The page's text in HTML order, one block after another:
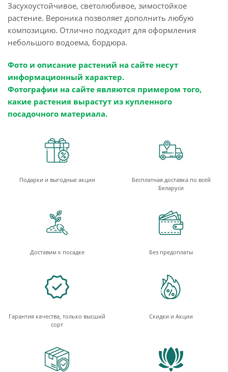
Засухоустойчивое, светолюбивое, зимостойкое
растение. Вероника позволяет дополнить любую
композицию. Отлично подходит для оформления
небольшого водоема, бордюра.
Фото и описание растений на сайте несут
информационный характер.
Фотографии на сайте являются примером того,
какие растения вырастут из купленного
посадочного материала.
Подарки и выгодные акции
Бесплатная доставка по всей
Беларуси
Доставим к посадке Без предоплаты
Гарантия качества, только высший
сорт
Скидки и Акции